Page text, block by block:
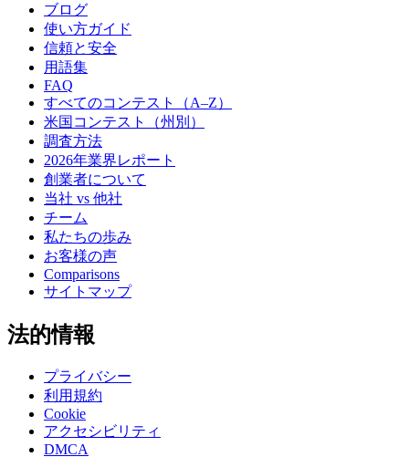
ブログ
使い方ガイド
信頼と安全
用語集
FAQ
すべてのコンテスト（A–Z）
米国コンテスト（州別）
調査方法
2026年業界レポート
創業者について
当社 vs 他社
チーム
私たちの歩み
お客様の声
Comparisons
サイトマップ
法的情報
プライバシー
利用規約
Cookie
アクセシビリティ
DMCA